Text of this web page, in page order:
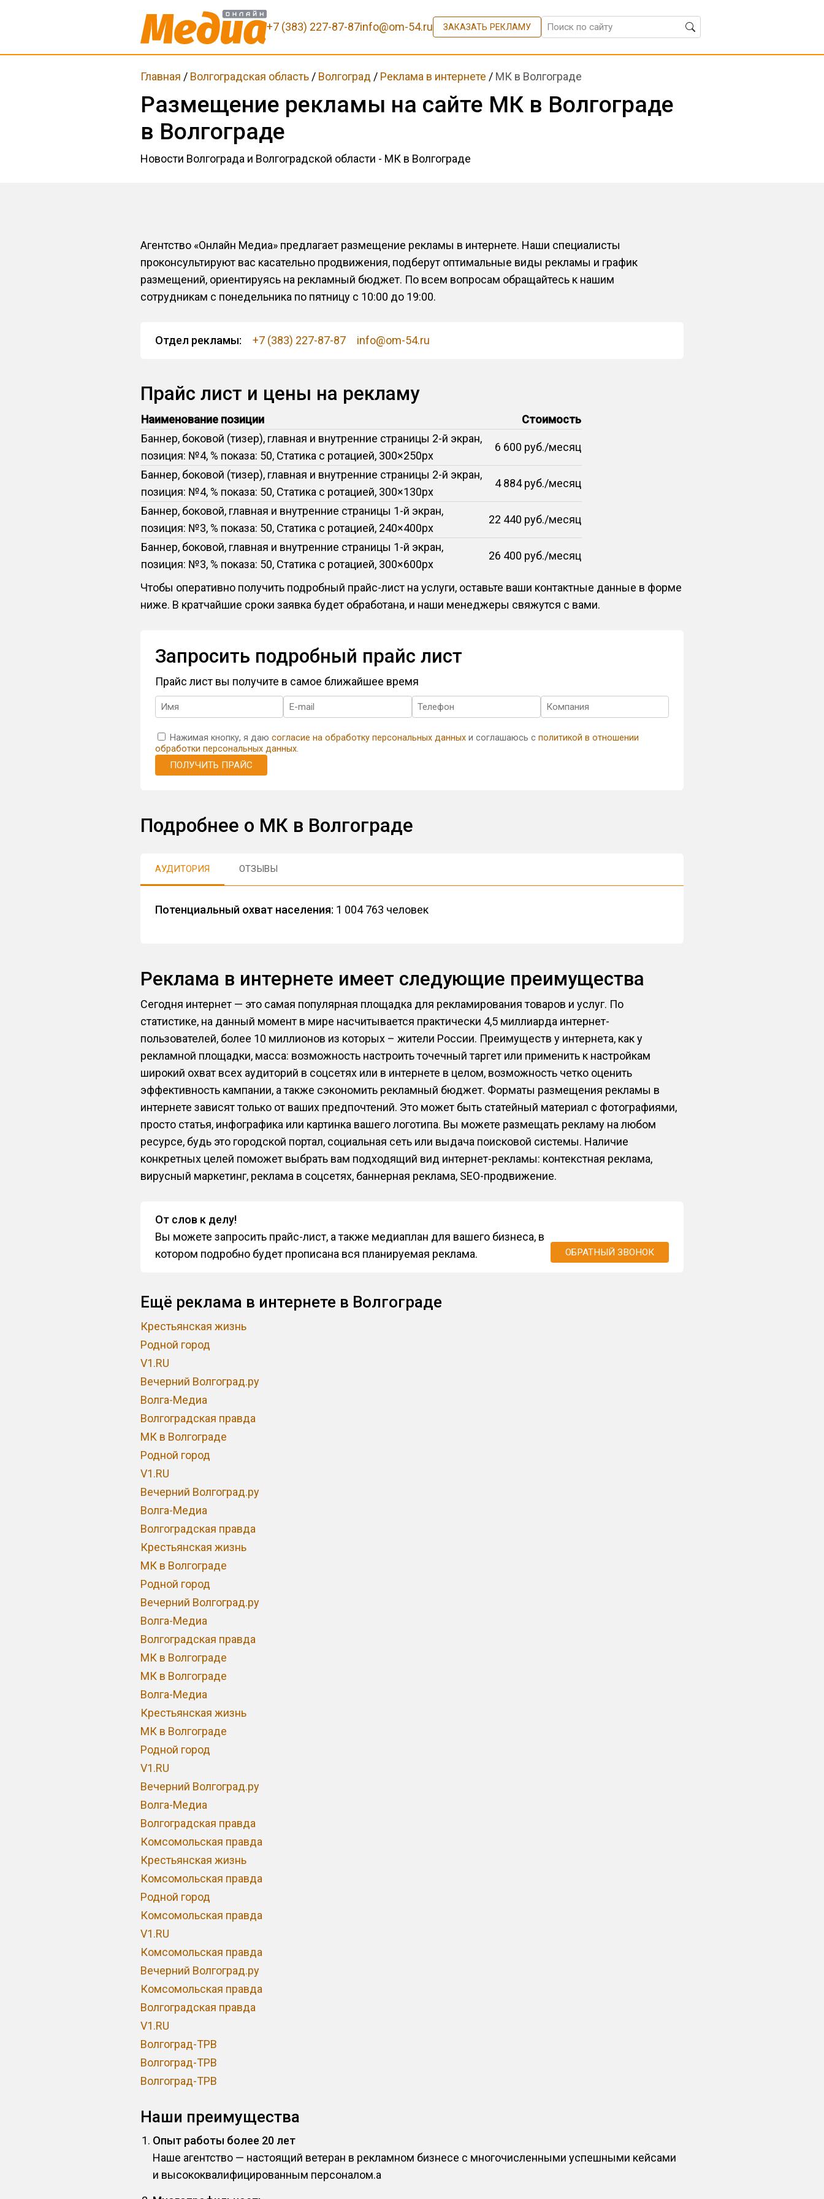
+7 (383) 227-87-87info@om-54.ru ЗАКАЗАТЬ РЕКЛАМУ
Главная / Волгоградская область/ Волгоград / Реклама в интернете / МК в Волгограде
Размещение рекламы на сайте МК в Волгограде
в Волгограде
Новости Волгограда и Волгоградской области - МК в Волгограде
Агентство «Онлайн Медиа» предлагает размещение рекламы в интернете. Наши специалисты
проконсультируют вас касательно продвижения, подберут оптимальные виды рекламы и график
размещений, ориентируясь на рекламный бюджет. По всем вопросам обращайтесь к нашим
сотрудникам с понедельника по пятницу с 10:00 до 19:00.
Отдел рекламы: +7 (383) 227-87-87 info@om-54.ru
Прайс лист и цены на рекламу
Наименование позиции
Стоимость
Баннер, боковой (тизер), главная и внутренние страницы 2-й экран,
позиция: №4, % показа: 50, Статика с ротацией, 300×250px
6 600 руб./месяц
Баннер, боковой (тизер), главная и внутренние страницы 2-й экран,
позиция: №4, % показа: 50, Статика с ротацией, 300×130px
4 884 руб./месяц
Баннер, боковой, главная и внутренние страницы 1-й экран,
позиция: №3, % показа: 50, Статика с ротацией, 240×400px
22 440 руб./месяц
Баннер, боковой, главная и внутренние страницы 1-й экран,
позиция: №3, % показа: 50, Статика с ротацией, 300×600px
26 400 руб./месяц
Чтобы оперативно получить подробный прайс-лист на услуги, оставьте ваши контактные данные в форме
ниже. В кратчайшие сроки заявка будет обработана, и наши менеджеры свяжутся с вами.
Запросить подробный прайс лист
Прайс лист вы получите в самое ближайшее время
Нажимая кнопку, я даю согласие на обработку персональных данныхи соглашаюсь с политикой в отношении
обработки персональных данных.
ПОЛУЧИТЬ ПРАЙС
Подробнее о МК в Волгограде
АУДИТОРИЯ ОТЗЫВЫ
Потенциальный охват населения: 1 004 763 человек
Реклама в интернете имеет следующие преимущества
Сегодня интернет — это самая популярная площадка для рекламирования товаров и услуг. По
статистике, на данный момент в мире насчитывается практически 4,5 миллиарда интернет-
пользователей, более 10 миллионов из которых – жители России. Преимуществ у интернета, как у
рекламной площадки, масса: возможность настроить точечный таргет или применить к настройкам
широкий охват всех аудиторий в соцсетях или в интернете в целом, возможность четко оценить
эффективность кампании, а также сэкономить рекламный бюджет. Форматы размещения рекламы в
интернете зависят только от ваших предпочтений. Это может быть статейный материал с фотографиями,
просто статья, инфографика или картинка вашего логотипа. Вы можете размещать рекламу на любом
ресурсе, будь это городской портал, социальная сеть или выдача поисковой системы. Наличие
конкретных целей поможет выбрать вам подходящий вид интернет-рекламы: контекстная реклама,
вирусный маркетинг, реклама в соцсетях, баннерная реклама, SEO-продвижение.
От слов к делу!
Вы можете запросить прайс-лист, а также медиаплан для вашего бизнеса, в
котором подробно будет прописана вся планируемая реклама.
ОБРАТНЫЙ ЗВОНОК
Ещё реклама в интернете в Волгограде
Крестьянская жизнь
Родной город
V1.RU
Вечерний Волгоград.ру
Волга-Медиа
Волгоградская правда
МК в Волгограде
Родной город
V1.RU
Вечерний Волгоград.ру
Волга-Медиа
Волгоградская правда
Крестьянская жизнь
МК в Волгограде
Родной город
Вечерний Волгоград.ру
Волга-Медиа
Волгоградская правда
МК в Волгограде
МК в Волгограде
Волга-Медиа
Крестьянская жизнь
МК в Волгограде
Родной город
V1.RU
Вечерний Волгоград.ру
Волга-Медиа
Волгоградская правда
Комсомольская правда
Крестьянская жизнь
Комсомольская правда
Родной город
Комсомольская правда
V1.RU
Комсомольская правда
Вечерний Волгоград.ру
Комсомольская правда
Волгоградская правда
V1.RU
Волгоград-ТРВ
Волгоград-ТРВ
Волгоград-ТРВ
Наши преимущества
Опыт работы более 20 лет
Наше агентство — настоящий ветеран в рекламном бизнесе с многочисленными успешными кейсами
и высококвалифицированным персоналом.a